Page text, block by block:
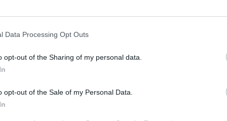
Data Processing Opt Outs
opt-out of the Sharing of my personal data.
opt-out of the Sale of my Personal Data.
à la marche. Plus besoin de
mais constant. Ces
le cœur, à améliorer la tension artérielle
système immunitaire.